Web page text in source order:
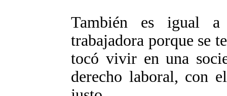
También es igual a
trabajadora porque se
tocó vivir en una
derecho laboral, con